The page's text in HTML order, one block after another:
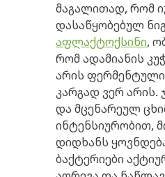
მაგალითად, რომ
დასაწყობებულ
აფლაქტოქსინი,
რომ ადამიანის
არის
კარგად ვერ
და მცენარეულ
ინტენსიურობით,
დიდხანს
ბაქტერიები